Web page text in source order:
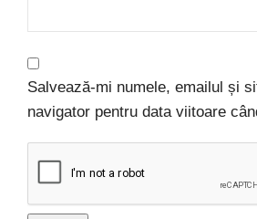
Salvează-mi numele, emailul și
navigator pentru data viitoare